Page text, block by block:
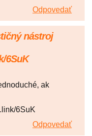
Odpovedať
nástroj
6SuK
ak
6SuK
Odpovedať